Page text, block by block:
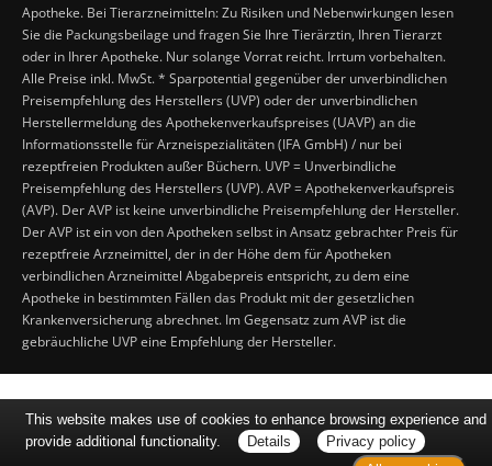
Apotheke. Bei Tierarzneimitteln: Zu Risiken und Nebenwirkungen lesen
Sie die Packungsbeilage und fragen Sie Ihre Tierärztin, Ihren Tierarzt
oder in Ihrer Apotheke. Nur solange Vorrat reicht. Irrtum vorbehalten.
Alle Preise inkl. MwSt. * Sparpotential gegenüber der unverbindlichen
Preisempfehlung des Herstellers (UVP) oder der unverbindlichen
Herstellermeldung des Apothekenverkaufspreises (UAVP) an die
Informationsstelle für Arzneispezialitäten (IFA GmbH) / nur bei
rezeptfreien Produkten außer Büchern. UVP = Unverbindliche
Preisempfehlung des Herstellers (UVP). AVP = Apothekenverkaufspreis
(AVP). Der AVP ist keine unverbindliche Preisempfehlung der Hersteller.
Der AVP ist ein von den Apotheken selbst in Ansatz gebrachter Preis für
rezeptfreie Arzneimittel, der in der Höhe dem für Apotheken
verbindlichen Arzneimittel Abgabepreis entspricht, zu dem eine
Apotheke in bestimmten Fällen das Produkt mit der gesetzlichen
Krankenversicherung abrechnet. Im Gegensatz zum AVP ist die
gebräuchliche UVP eine Empfehlung der Hersteller.
This website makes use of cookies to enhance browsing experience and
provide additional functionality.
Details
Privacy policy